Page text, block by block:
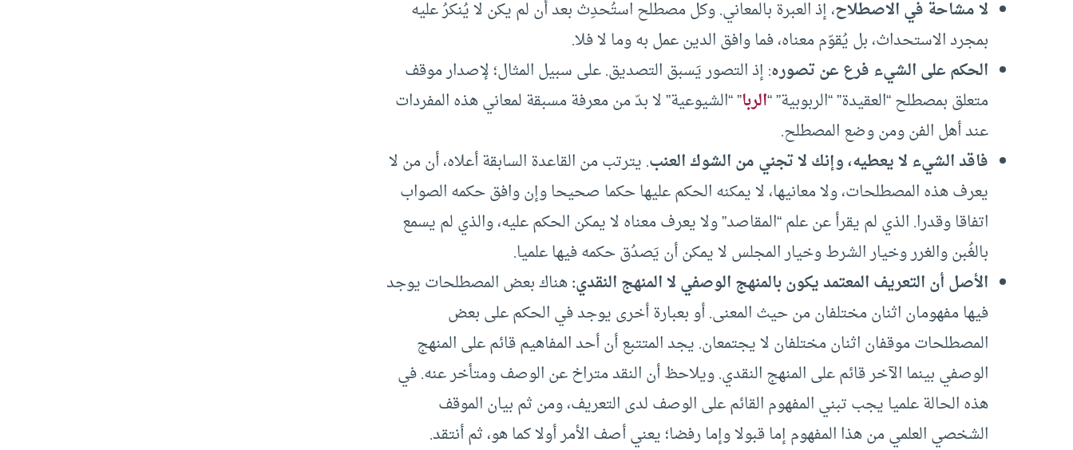
لا مشاحة في الاصطلاح، إذ العبرة بالمعاني. وكل مصطلح استُحدِث بعد أن لم يكن لا يُنكرُ عليه
بمجرد الاستحداث، بل يُقوّم معناه، فما وافق الدين عمل به وما لا فلا.
الحكم على الشيء فرع عن تصوره: إذ التصور يَسبق التصديق. على سبيل المثال؛ لإصدار موقف
متعلق بمصطلح “العقيدة” “الربوبية” “الربا” “الشيوعية” لا بدّ من معرفة مسبقة لمعاني هذه المفردات
عند أهل الفن ومن وضع المصطلح.
فاقد الشيء لا يعطيه، وإنك لا تجني من الشوك العنب. يترتب من القاعدة السابقة أعلاه، أن من لا
يعرف هذه المصطلحات، ولا معانيها، لا يمكنه الحكم عليها حكما صحيحا وإن وافق حكمه الصواب
اتفاقا وقدرا. الذي لم يقرأ عن علم “المقاصد” ولا يعرف معناه لا يمكن الحكم عليه، والذي لم يسمع
بالغُبن والغرر وخيار الشرط وخيار المجلس لا يمكن أن يَصدُق حكمه فيها علميا.
الأصل أن التعريف المعتمد يكون بالمنهج الوصفي لا المنهج النقدي:هناك بعض المصطلحات يوجد
فيها مفهومان اثنان مختلفان من حيث المعنى. أو بعبارة أخرى يوجد في الحكم على بعض
المصطلحات موقفان اثنان مختلفان لا يجتمعان. يجد المتتبع أن أحد المفاهيم قائم على المنهج
الوصفي بينما الآخر قائم على المنهج النقدي. ويلاحظ أن النقد متراخ عن الوصف ومتأخر عنه. في
هذه الحالة علميا يجب تبني المفهوم القائم على الوصف لدى التعريف، ومن ثم بيان الموقف
الشخصي العلمي من هذا المفهوم إما قبولا وإما رفضا؛ يعني أصف الأمر أولا كما هو، ثم أنتقد.